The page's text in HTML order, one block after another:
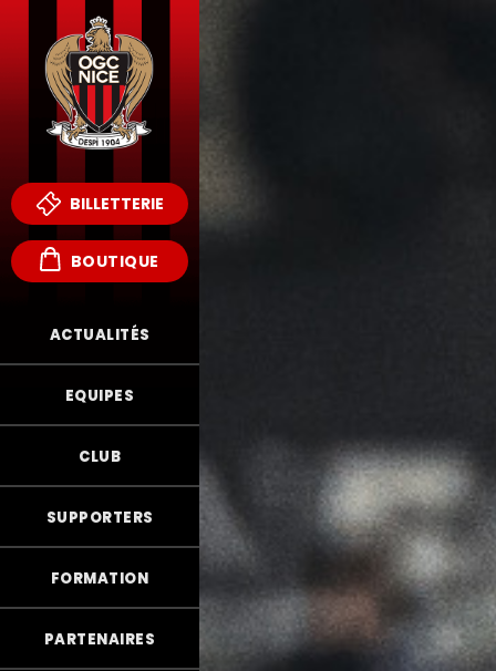
BILLETTERIE
BOUTIQUE
ACTUALITÉS
EQUIPES
CLUB
SUPPORTERS
FORMATION
PARTENAIRES